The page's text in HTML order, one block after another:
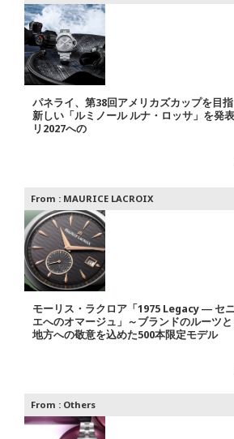
パネライ、第38回アメリカズカップを目
新しい「ルミノール ルナ・ロッサ」を発
リ2027への
From : MAURICE LACROIX
モーリス・ラクロア「1975 Legacy ― セ
エへのオマージュ」～ブランドのルーツ
地方への敬意を込めた500本限定モデル
From : Others